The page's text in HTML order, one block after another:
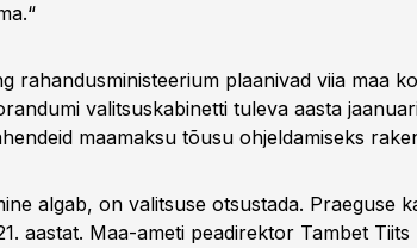
rahandusministeerium plaanivad viia maa
valitsuskabinetti tuleva aasta
maamaksu tõusu ohjeldamiseks
algab, on valitsuse otsustada. Praeguse
aastat. Maa-ameti peadirektor Tambet Tiits